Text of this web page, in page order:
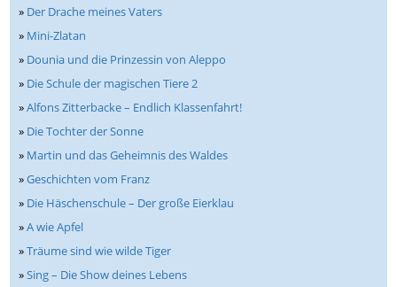
» Der Drache meines Vaters
» Mini-Zlatan
» Dounia und die Prinzessin von Aleppo
» Die Schule der magischen Tiere 2
»Alfons Zitterbacke – Endlich Klassenfahrt!
» Die Tochter der Sonne
» Martin und das Geheimnis des Waldes
»Geschichten vom Franz
» Die Häschenschule – Der große Eierklau
»A wie Apfel
»Träume sind wie wilde Tiger
»Sing – Die Show deines Lebens